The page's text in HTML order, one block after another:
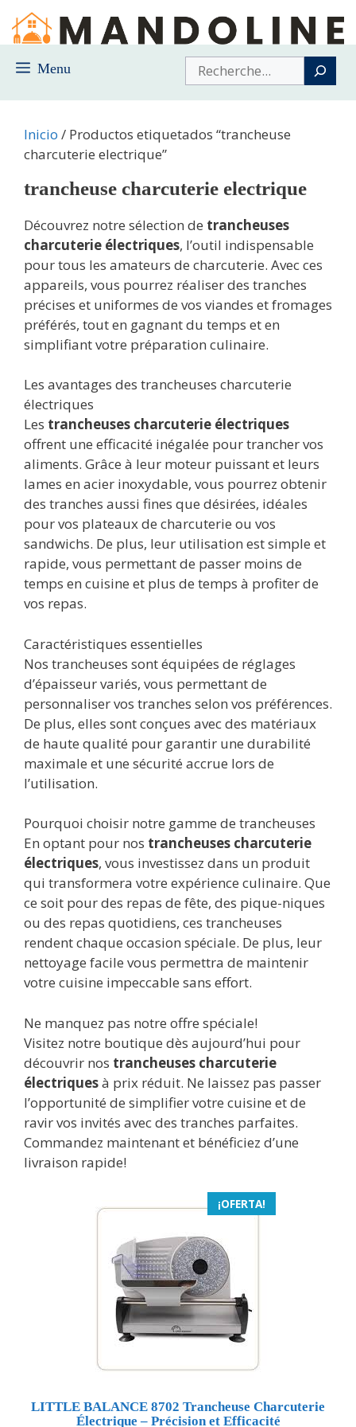
Saltar
contenido
Menu Buscar
Inicio / Productos etiquetados “trancheuse
charcuterie electrique”
trancheuse charcuterie electrique
Découvrez notre sélection de trancheuses
charcuterie électriques, l’outil indispensable
pour tous les amateurs de charcuterie. Avec ces
appareils, vous pourrez réaliser des tranches
précises et uniformes de vos viandes et fromages
préférés, tout en gagnant du temps et en
simplifiant votre préparation culinaire.
Les avantages des trancheuses charcuterie
électriques
Les trancheuses charcuterie électriques
offrent une efficacité inégalée pour trancher vos
aliments. Grâce à leur moteur puissant et leurs
lames en acier inoxydable, vous pourrez obtenir
des tranches aussi fines que désirées, idéales
pour vos plateaux de charcuterie ou vos
sandwichs. De plus, leur utilisation est simple et
rapide, vous permettant de passer moins de
temps en cuisine et plus de temps à profiter de
vos repas.
Caractéristiques essentielles
Nos trancheuses sont équipées de réglages
d’épaisseur variés, vous permettant de
personnaliser vos tranches selon vos préférences.
De plus, elles sont conçues avec des matériaux
de haute qualité pour garantir une durabilité
maximale et une sécurité accrue lors de
l’utilisation.
Pourquoi choisir notre gamme de trancheuses
En optant pour nos trancheuses charcuterie
électriques, vous investissez dans un produit
qui transformera votre expérience culinaire. Que
ce soit pour des repas de fête, des pique-niques
ou des repas quotidiens, ces trancheuses
rendent chaque occasion spéciale. De plus, leur
nettoyage facile vous permettra de maintenir
votre cuisine impeccable sans effort.
Ne manquez pas notre offre spéciale!
Visitez notre boutique dès aujourd’hui pour
découvrir nos trancheuses charcuterie
électriquesà prix réduit. Ne laissez pas passer
l’opportunité de simplifier votre cuisine et de
ravir vos invités avec des tranches parfaites.
Commandez maintenant et bénéficiez d’une
livraison rapide!
¡OFERTA!
LITTLE BALANCE 8702 Trancheuse Charcuterie
Électrique – Précision et Efficacité